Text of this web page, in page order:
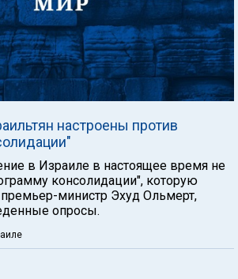
настроены против
в Израиле в настоящее время не
консолидации", которую
министр Эхуд Ольмерт,
опросы.